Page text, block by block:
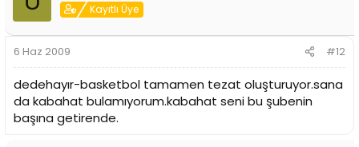
Kayıtlı Üye
6 Haz 2009 #12
dedehayır-basketbol tamamen tezat oluşturuyor.sana
da kabahat bulamıyorum.kabahat seni bu şubenin
başına getirende.